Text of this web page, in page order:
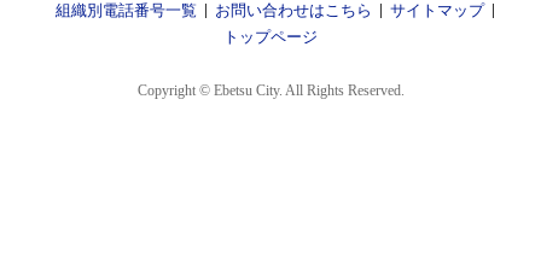
組織別電話番号一覧
お問い合わせはこちら
サイトマップ
トップページ
Copyright © Ebetsu City. All Rights Reserved.